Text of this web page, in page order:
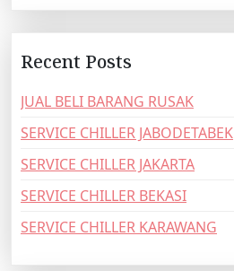
Recent Posts
JUAL BELI BARANG RUSAK
SERVICE CHILLER JABODETABEK
SERVICE CHILLER JAKARTA
SERVICE CHILLER BEKASI
SERVICE CHILLER KARAWANG